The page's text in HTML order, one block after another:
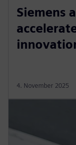
Siemens
4. November 2025